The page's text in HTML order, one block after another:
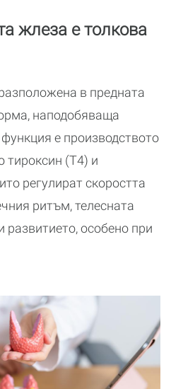
жлеза е толкова
в предната
наподобяваща
е производството
тироксин (T4) и
регулират скоростта
ритъм, телесната
развитието, особено при